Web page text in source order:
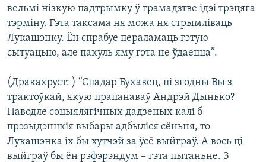
вельмі нізкую падтрымку ў грамадзтве ідэі трэцяга
тэрміну. Гэта таксама ня можа ня стрымліваць
Лукашэнку. Ён спрабуе пераламаць гэтую
сытуацыю, але пакуль яму гэта не ўдаецца”.
(Дракахруст: ) “Спадар Бухавец, ці згодны Вы з
трактоўкай, якую прапанаваў Андрэй Дынько?
Паводле соцыялягічных дадзеных калі б
прэзыдэнцкія выбары адбыліся сёньня, то
Лукашэнка іх бы хутчэй за ўсё выйграў. А вось ці
выйграў бы ён рэфэрэндум – гэта пытаньне. З